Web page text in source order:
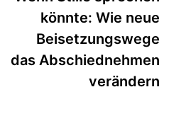
könnte: Wie neue
Beisetzungswege
das Abschiednehmen
verändern